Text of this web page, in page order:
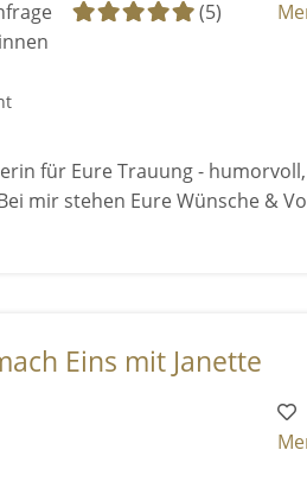
(5)
für Eure Trauung -
mir stehen Eure Wünsche &
Eins mit Janette